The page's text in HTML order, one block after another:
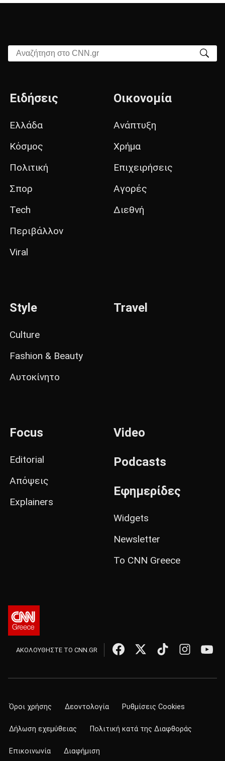
Αναζήτηση στο CNN.gr
Ειδήσεις
Ελλάδα
Κόσμος
Πολιτική
Σπορ
Tech
Περιβάλλον
Viral
Οικονομία
Ανάπτυξη
Χρήμα
Επιχειρήσεις
Αγορές
Διεθνή
Style
Culture
Fashion & Beauty
Αυτοκίνητο
Travel
Focus
Editorial
Απόψεις
Explainers
Video
Podcasts
Εφημερίδες
Widgets
Newsletter
Το CNN Greece
ΑΚΟΛΟΥΘΗΣΤΕ ΤΟ CNN.GR
Όροι χρήσης Δεοντολογία Ρυθμίσεις Cookies
Δήλωση εχεμύθειας Πολιτική κατά της Διαφθοράς
Επικοινωνία Διαφήμιση